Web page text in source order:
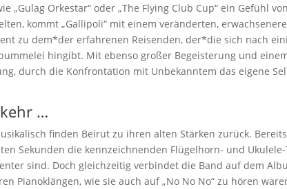
„Gulag Orkestar“ oder „The Flying Club Cup“ ein Gefühl
kommt „Gallipoli“ mit einem veränderten,
zu dem*der erfahrenen Reisenden, der*die sich nach
hingibt. Mit ebenso großer Begeisterung und
durch die Konfrontation mit Unbekanntem das eigene
…
finden Beirut zu ihren alten Stärken zurück.
Sekunden die kennzeichnenden Flügelhorn- und
sind. Doch gleichzeitig verbindet die Band auf dem
Pianoklängen, wie sie auch auf „No No No“ zu hören